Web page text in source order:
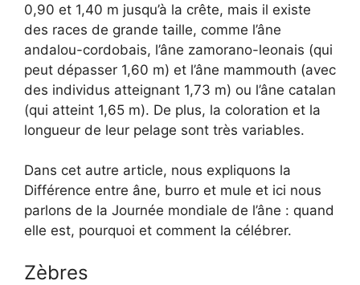
0,90 et 1,40 m jusqu’à la crête, mais il existe
des races de grande taille, comme l’âne
andalou-cordobais, l’âne zamorano-leonais (qui
peut dépasser 1,60 m) et l’âne mammouth (avec
des individus atteignant 1,73 m) ou l’âne catalan
(qui atteint 1,65 m). De plus, la coloration et la
longueur de leur pelage sont très variables.
Dans cet autre article, nous expliquons la
Différence entre âne, burro et mule et ici nous
parlons de la Journée mondiale de l’âne : quand
elle est, pourquoi et comment la célébrer.
Zèbres